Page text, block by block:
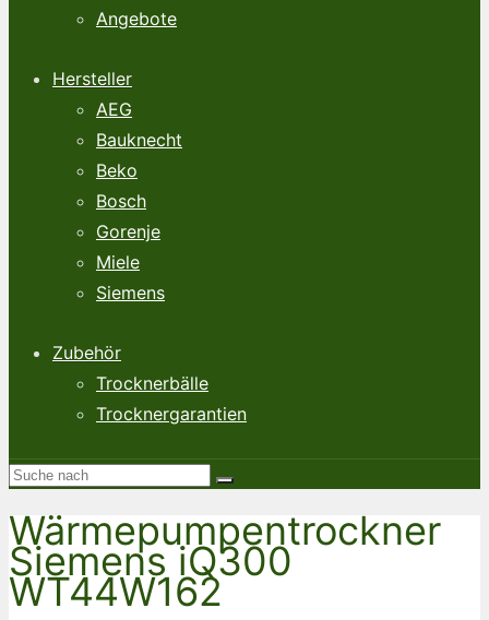
Angebote
Hersteller
AEG
Bauknecht
Beko
Bosch
Gorenje
Miele
Siemens
Zubehör
Trocknerbälle
Trocknergarantien
Wärmepumpentrockner
Siemens iQ300
WT44W162